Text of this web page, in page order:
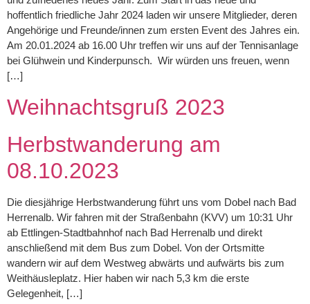
hoffentlich friedliche Jahr 2024 laden wir unsere Mitglieder, deren
Angehörige und Freunde/innen zum ersten Event des Jahres ein.
Am 20.01.2024 ab 16.00 Uhr treffen wir uns auf der Tennisanlage
bei Glühwein und Kinderpunsch. Wir würden uns freuen, wenn
[…]
Weihnachtsgruß 2023
Herbstwanderung am
08.10.2023
Die diesjährige Herbstwanderung führt uns vom Dobel nach Bad
Herrenalb. Wir fahren mit der Straßenbahn (KVV) um 10:31 Uhr
ab Ettlingen-Stadtbahnhof nach Bad Herrenalb und direkt
anschließend mit dem Bus zum Dobel. Von der Ortsmitte
wandern wir auf dem Westweg abwärts und aufwärts bis zum
Weithäusleplatz. Hier haben wir nach 5,3 km die erste
Gelegenheit, […]